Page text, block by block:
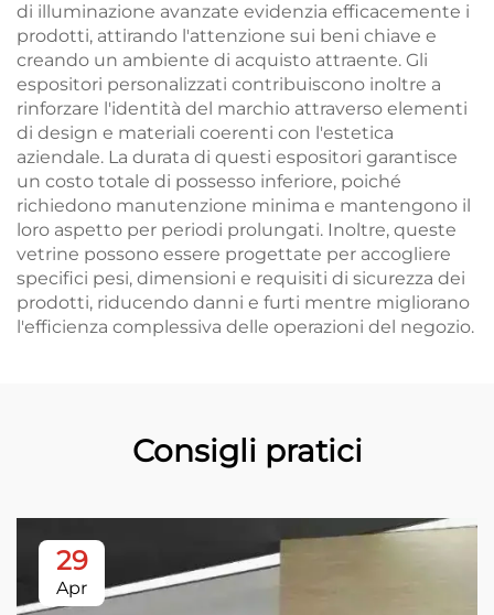
di illuminazione avanzate evidenzia efficacemente i
prodotti, attirando l'attenzione sui beni chiave e
creando un ambiente di acquisto attraente. Gli
espositori personalizzati contribuiscono inoltre a
rinforzare l'identità del marchio attraverso elementi
di design e materiali coerenti con l'estetica
aziendale. La durata di questi espositori garantisce
un costo totale di possesso inferiore, poiché
richiedono manutenzione minima e mantengono il
loro aspetto per periodi prolungati. Inoltre, queste
vetrine possono essere progettate per accogliere
specifici pesi, dimensioni e requisiti di sicurezza dei
prodotti, riducendo danni e furti mentre migliorano
l'efficienza complessiva delle operazioni del negozio.
Consigli pratici
29
Apr